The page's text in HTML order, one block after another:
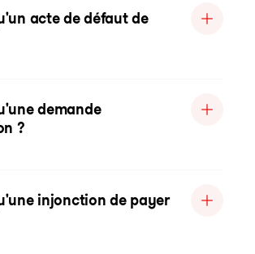
acte de défaut de
demande
?
injonction de payer